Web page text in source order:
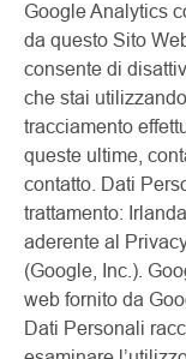
Google Analytics
da questo Sito
consente di
che stai
tracciamento
queste ultime,
contatto. Dati
trattamento:
aderente al
(Google, Inc.).
web fornito da
Dati Personali